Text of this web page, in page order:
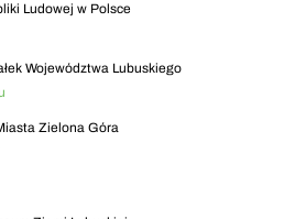
Ludowej w Polsce
Województwa Lubuskiego
Zielona Góra